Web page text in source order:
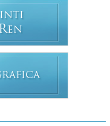
REN